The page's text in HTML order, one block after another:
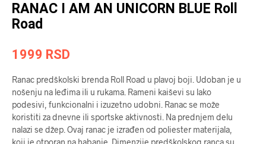
RANAC I AM AN UNICORN BLUE Roll
Road
1999 RSD
Ranac predškolski brenda Roll Road u plavoj boji. Udoban je u
nošenju na leđima ili u rukama. Rameni kaiševi su lako
podesivi, funkcionalni i izuzetno udobni. Ranac se može
koristiti za dnevne ili sportske aktivnosti. Na prednjem delu
nalazi se džep. Ovaj ranac je izrađen od poliester materijala,